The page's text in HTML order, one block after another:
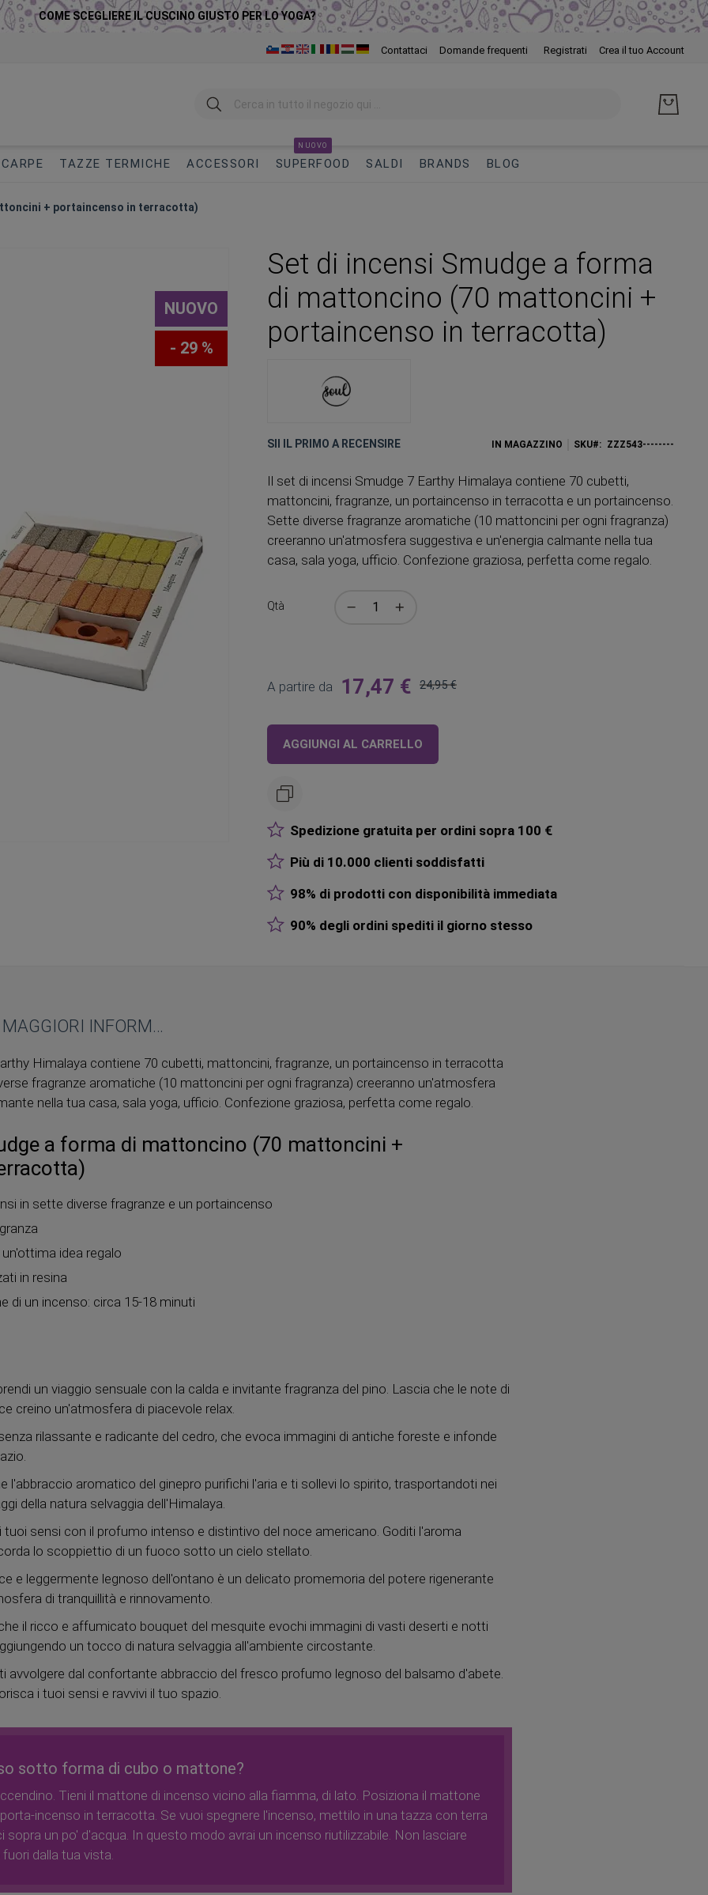
COME SCEGLIERE IL CUSCINO GIUSTO PER LO YOGA?
al
Contattaci Domande frequenti Registrati Crea il tuo Account
Ricerca
TAZZE TERMICHE ACCESSORI SUPERFOOD
NUOVO
SALDI BRANDS BLOG
+ portaincenso in terracotta)
NUOVO
- 29 %
Set di incensi Smudge a forma
di mattoncino (70 mattoncini +
portaincenso in terracotta)
SII IL PRIMO A RECENSIRE IN MAGAZZINO SKU ZZZ543--------
Il set di incensi Smudge 7 Earthy Himalaya contiene 70 cubetti,
mattoncini, fragranze, un portaincenso in terracotta e un portaincenso.
Sette diverse fragranze aromatiche (10 mattoncini per ogni fragranza)
creeranno un'atmosfera suggestiva e un'energia calmante nella tua
casa, sala yoga, ufficio. Confezione graziosa, perfetta come regalo.
Qtà
A partire da 17,47 €
Prezzo
24,95 €
AGGIUNGI AL CARRELLO
Spedizione gratuita per ordini sopra 100 €
Più di 10.000 clienti soddisfatti
98% di prodotti con disponibilità immediata
90% degli ordini spediti il giorno stesso
Himalaya contiene 70 cubetti, mattoncini, fragranze, un portaincenso in terracotta
fragranze aromatiche (10 mattoncini per ogni fragranza) creeranno un'atmosfera
nella tua casa, sala yoga, ufficio. Confezione graziosa, perfetta come regalo.
a forma di mattoncino (70 mattoncini +
in sette diverse fragranze e un portaincenso
idea regalo
in resina
di un incenso: circa 15-18 minuti
un viaggio sensuale con la calda e invitante fragranza del pino. Lascia che le note di
creino un'atmosfera di piacevole relax.
rilassante e radicante del cedro, che evoca immagini di antiche foreste e infonde
l'abbraccio aromatico del ginepro purifichi l'aria e ti sollevi lo spirito, trasportandoti nei
della natura selvaggia dell'Himalaya.
tuoi sensi con il profumo intenso e distintivo del noce americano. Goditi l'aroma
lo scoppiettio di un fuoco sotto un cielo stellato.
e leggermente legnoso dell'ontano è un delicato promemoria del potere rigenerante
di tranquillità e rinnovamento.
il ricco e affumicato bouquet del mesquite evochi immagini di vasti deserti e notti
un tocco di natura selvaggia all'ambiente circostante.
avvolgere dal confortante abbraccio del fresco profumo legnoso del balsamo d'abete.
i tuoi sensi e ravvivi il tuo spazio.
sotto forma di cubo o mattone?
Tieni il mattone di incenso vicino alla fiamma, di lato. Posiziona il mattone
incenso in terracotta. Se vuoi spegnere l'incenso, mettilo in una tazza con terra
sopra un po' d'acqua. In questo modo avrai un incenso riutilizzabile. Non lasciare
dalla tua vista.
MAGGIORI INFORMAZIONI